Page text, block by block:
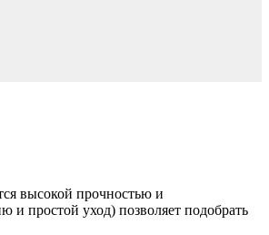
высокой прочностью и
и простой уход) позволяет подобрать